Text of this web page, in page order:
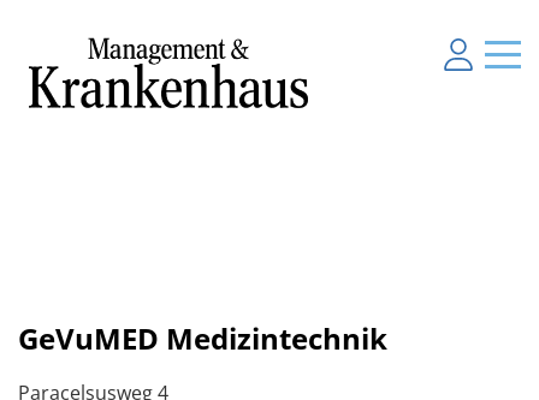
GeVuMED Medizintechnik
Paracelsusweg 4